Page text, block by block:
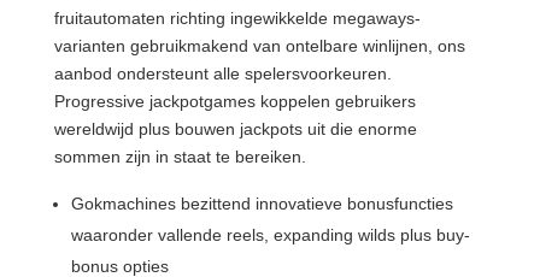
fruitautomaten richting ingewikkelde megaways-
varianten gebruikmakend van ontelbare winlijnen, ons
aanbod ondersteunt alle spelersvoorkeuren.
Progressive jackpotgames koppelen gebruikers
wereldwijd plus bouwen jackpots uit die enorme
sommen zijn in staat te bereiken.
Gokmachines bezittend innovatieve bonusfuncties
waaronder vallende reels, expanding wilds plus buy-
bonus opties